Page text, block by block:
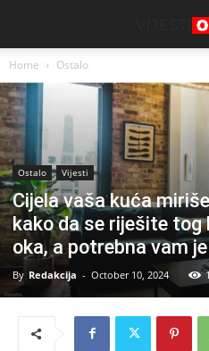
Home Ostalo
Ostalo Vijesti
Cijela vaša kuća
kako da se riješite tog
oka, a potrebna vam
By Redakcija - October 10, 2024